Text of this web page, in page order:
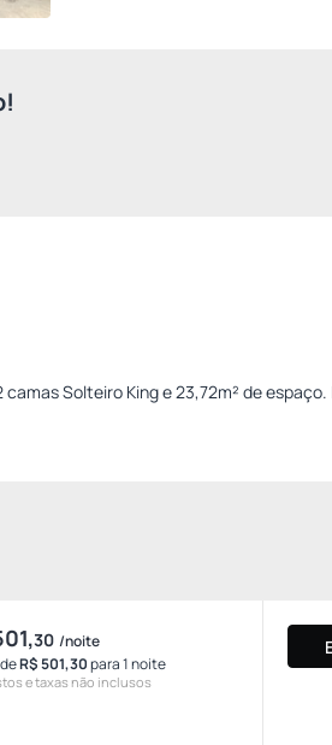
Solteiro King e 23,72m² de
30 /noite
R$ 501,30para 1 noite
e taxas não inclusos